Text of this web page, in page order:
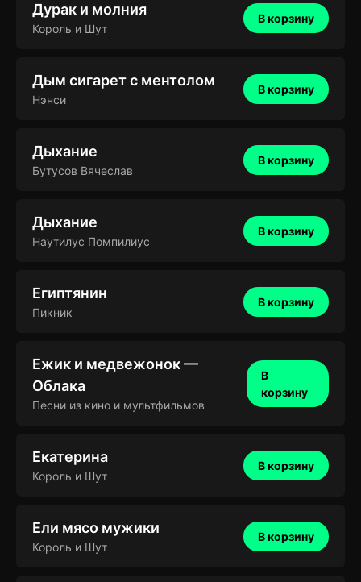
Дурак и молния
Король и Шут
В корзину
Дым сигарет с ментолом
Нэнси
В корзину
Дыхание
Бутусов Вячеслав
В корзину
Дыхание
Наутилус Помпилиус
В корзину
Египтянин
Пикник
В корзину
Ежик и медвежонок —
Облака
Песни из кино и мультфильмов
В
корзину
Екатерина
Король и Шут
В корзину
Ели мясо мужики
Король и Шут
В корзину